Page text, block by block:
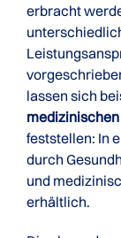
erbracht
lassen sich
feststellen: In
durch
und
erhältlich.